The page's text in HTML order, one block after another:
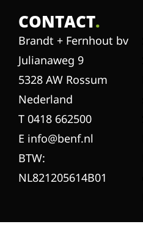
CONTACT.
Brandt + Fernhout bv
Julianaweg 9
5328 AW Rossum
Nederland
T 0418 662500
E info@benf.nl
BTW:
NL821205614B01